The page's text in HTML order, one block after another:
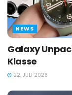
NEWS
Galaxy
Klasse
22. JULI 2026